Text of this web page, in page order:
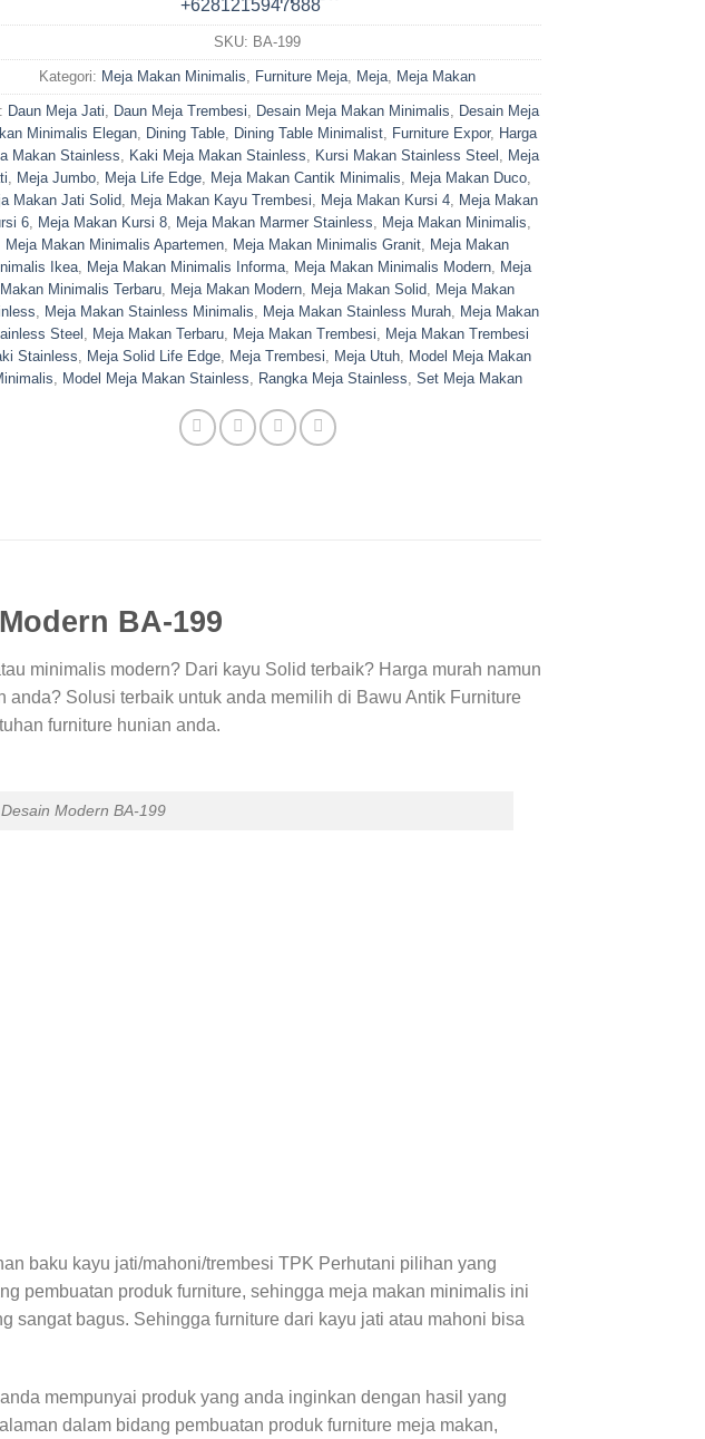
SKU: BA-199
Kategori: Meja Makan Minimalis Furniture Meja Meja Meja Makan
Daun Meja Jati Daun Meja Trembesi Desain Meja Makan Minimalis
Desain Meja
Minimalis Elegan, Dining Table, Dining Table Minimalist, Furniture Expor, Harga
Makan Stainless
Kaki Meja Makan Stainless Kursi Makan Stainless Steel
Meja
Meja Jumbo, Meja Life Edge, Meja Makan Cantik Minimalis Meja Makan Duco,
Makan Jati Solid, Meja Makan Kayu Trembesi Meja Makan Kursi 4, Meja Makan
6 Meja Makan Kursi 8 Meja Makan Marmer Stainless Meja Makan Minimalis
Meja Makan Minimalis Apartemen Meja Makan Minimalis Granit Meja Makan
Ikea, Meja Makan Minimalis Informa, Meja Makan Minimalis Modern, Meja
Makan Minimalis Terbaru Meja Makan Modern Meja Makan Solid Meja Makan
Meja Makan Stainless Minimalis Meja Makan Stainless Murah Meja Makan
Steel
Meja Makan Terbaru Meja Makan Trembesi
Meja Makan Trembesi
Stainless
Meja Solid Life Edge, Meja Trembesi Meja Utuh, Model Meja Makan
Model Meja Makan Stainless Rangka Meja Stainless Set Meja Makan
BA-199
minimalis modern? Dari kayu Solid terbaik? Harga murah namun
Solusi terbaik untuk anda memilih di Bawu Antik Furniture
furniture hunian anda.
Modern BA-199
baku kayu jati/mahoni/trembesi TPK Perhutani pilihan yang
pembuatan produk furniture, sehingga meja makan minimalis ini
sangat bagus. Sehingga furniture dari kayu jati atau mahoni bisa
mempunyai produk yang anda inginkan dengan hasil yang
dalam bidang pembuatan produk furniture meja makan,